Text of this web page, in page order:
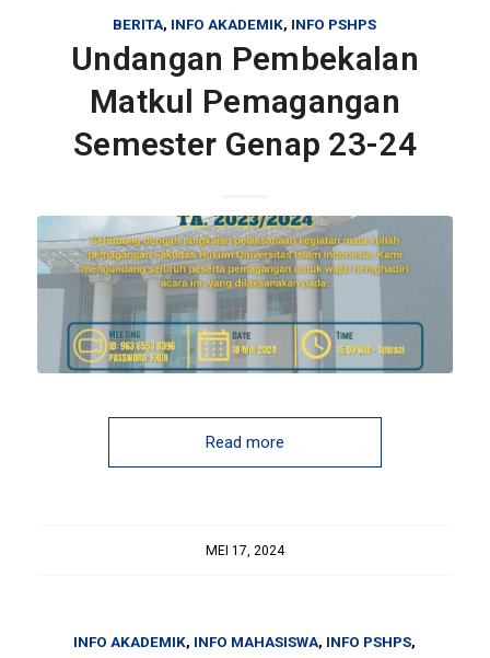
BERITA, INFO AKADEMIK, INFO PSHPS
Undangan Pembekalan
Matkul Pemagangan
Semester Genap 23-24
Read more
MEI 17, 2024
INFO AKADEMIK, INFO MAHASISWA, INFO PSHPS,